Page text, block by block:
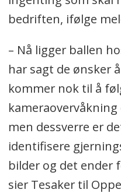
bedriften, ifølge
– Nå ligger ballen
har sagt de ønsker
kommer nok til å
men dessverre er
identifisere
bilder og det ender
sier Tesaker til